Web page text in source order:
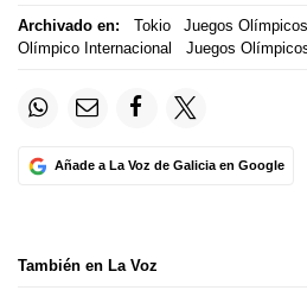
Archivado en: Tokio Juegos
Olímpico Internacional
Juegos
Añade a La Voz de Galicia en Google
También en La Voz